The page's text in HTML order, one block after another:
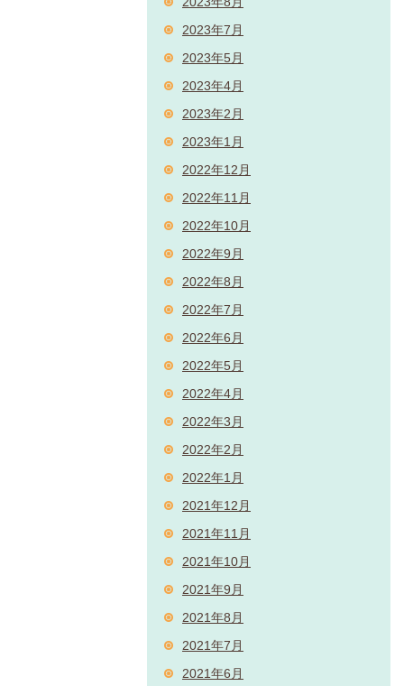
2023年7月
2023年5月
2023年4月
2023年2月
2023年1月
2022年12月
2022年11月
2022年10月
2022年9月
2022年8月
2022年7月
2022年6月
2022年5月
2022年4月
2022年3月
2022年2月
2022年1月
2021年12月
2021年11月
2021年10月
2021年9月
2021年8月
2021年7月
2021年6月